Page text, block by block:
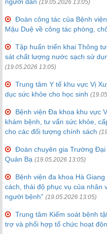
người dân (19.05.2026 13:05)
Đoàn công tác của Bệnh
Mậu Duệ về công tác phòng,
Tập huấn triển khai Thông
sát chất lượng nước sạch sử
(19.05.2026 13:05)
Trung tâm Y tế khu vực Vị
dục sức khỏe cho học sinh
Bệnh viện Đa khoa khu vực
khám bệnh, tư vấn sức khỏe,
cho các đối tượng chính sách
Đoàn chuyên gia Trường
Quản Bạ (19.05.2026 13:05)
Bệnh viện đa khoa Hà
cách, thái độ phục vụ của nhân
người bệnh” (19.05.2026 13:05)
Trung tâm Kiểm soát bệnh
trợ và phối hợp tổ chức hoạt